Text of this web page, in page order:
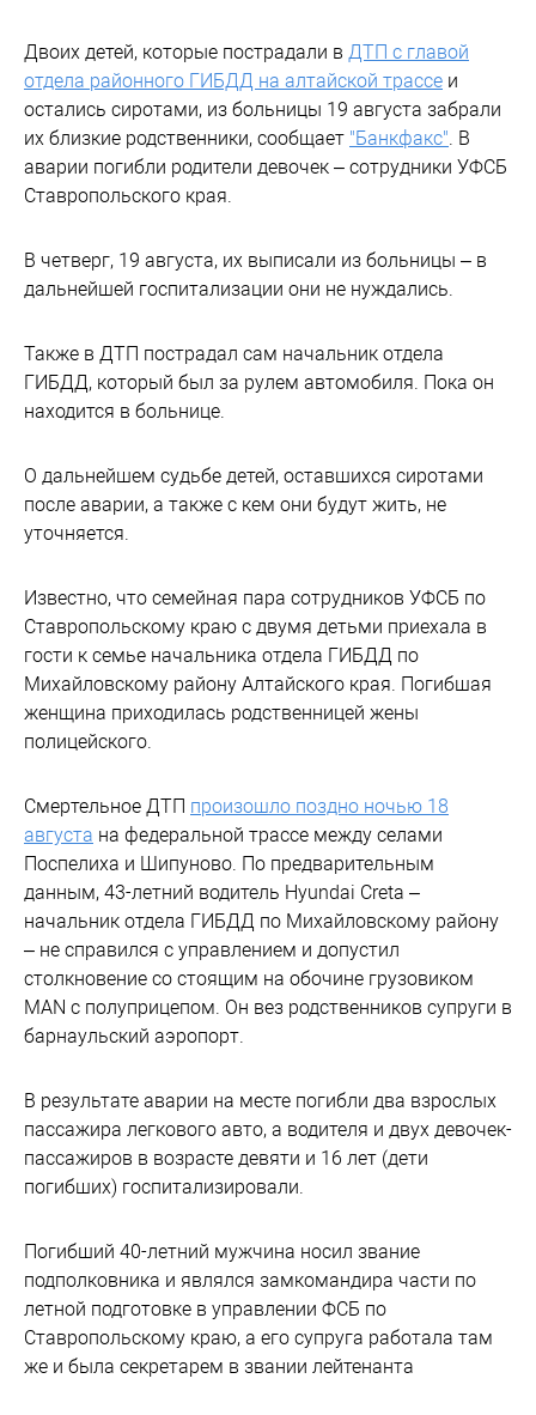
Двоих детей, которые пострадали в ДТП с главой
отдела районного ГИБДД на алтайской трассе и
остались сиротами, из больницы 19 августа забрали
их близкие родственники, сообщает "Банкфакс". В
аварии погибли родители девочек – сотрудники УФСБ
Ставропольского края.
В четверг, 19 августа, их выписали из больницы – в
дальнейшей госпитализации они не нуждались.
Также в ДТП пострадал сам начальник отдела
ГИБДД, который был за рулем автомобиля. Пока он
находится в больнице.
О дальнейшем судьбе детей, оставшихся сиротами
после аварии, а также с кем они будут жить, не
уточняется.
Известно, что семейная пара сотрудников УФСБ по
Ставропольскому краю с двумя детьми приехала в
гости к семье начальника отдела ГИБДД по
Михайловскому району Алтайского края. Погибшая
женщина приходилась родственницей жены
полицейского.
Смертельное ДТП произошло поздно ночью 18
августа на федеральной трассе между селами
Поспелиха и Шипуново. По предварительным
данным, 43-летний водитель Hyundai Creta –
начальник отдела ГИБДД по Михайловскому району
– не справился с управлением и допустил
столкновение со стоящим на обочине грузовиком
MAN с полуприцепом. Он вез родственников супруги в
барнаульский аэропорт.
В результате аварии на месте погибли два взрослых
пассажира легкового авто, а водителя и двух девочек-
пассажиров в возрасте девяти и 16 лет (дети
погибших) госпитализировали.
Погибший 40-летний мужчина носил звание
подполковника и являлся замкомандира части по
летной подготовке в управлении ФСБ по
Ставропольскому краю, а его супруга работала там
же и была секретарем в звании лейтенанта